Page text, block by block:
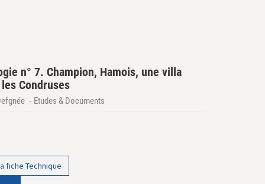
n° 7. Champion, Hamois, une villa
Condruses
Etudes & Documents
fiche Technique